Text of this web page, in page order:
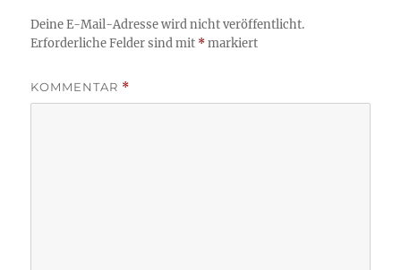
Deine E-Mail-Adresse wird nicht veröffentlicht.
Erforderliche Felder sind mit *markiert
KOMMENTAR *